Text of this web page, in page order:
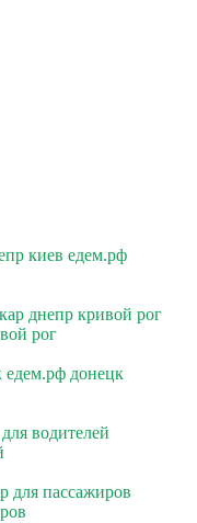
киев едем.рф
днепр кривой рог
рог
едем.рф донецк
водителей
для пассажиров